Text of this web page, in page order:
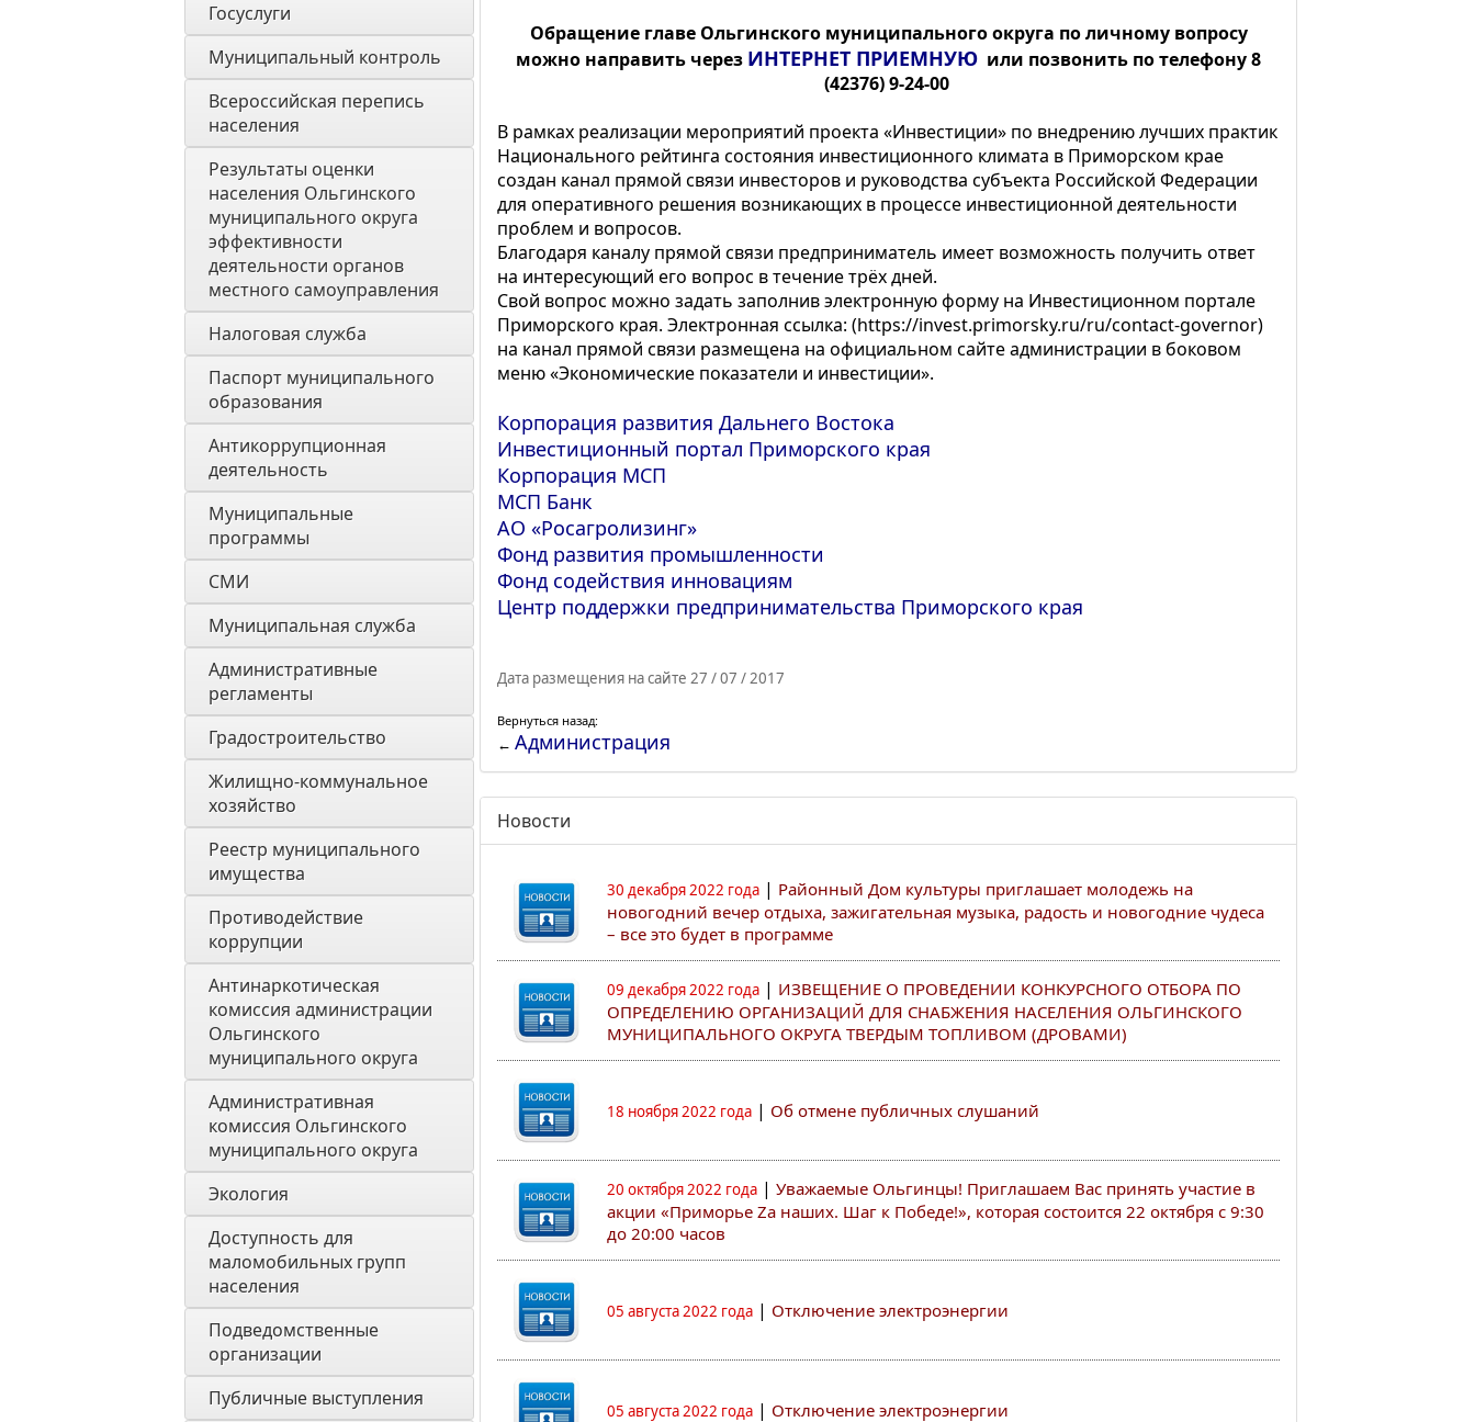
Госуслуги
Муниципальный контроль
Всероссийская перепись
населения
Результаты оценки
населения Ольгинского
муниципального округа
эффективности
деятельности органов
местного самоуправления
Налоговая служба
Паспорт муниципального
образования
Антикоррупционная
деятельность
Муниципальные
программы
СМИ
Муниципальная служба
Административные
регламенты
Градостроительство
Жилищно-коммунальное
хозяйство
Реестр муниципального
имущества
Противодействие
коррупции
Антинаркотическая
комиссия администрации
Ольгинского
муниципального округа
Административная
комиссия Ольгинского
муниципального округа
Экология
Доступность для
маломобильных групп
населения
Подведомственные
организации
Публичные выступления
Обращение главе Ольгинского муниципального округа по личному вопросу
можно направить через ИНТЕРНЕТ ПРИЕМНУЮ или позвонить по телефону 8
(42376) 9-24-00
В рамках реализации мероприятий проекта «Инвестиции» по внедрению лучших практик
Национального рейтинга состояния инвестиционного климата в Приморском крае
создан канал прямой связи инвесторов и руководства субъекта Российской Федерации
для оперативного решения возникающих в процессе инвестиционной деятельности
проблем и вопросов.
Благодаря каналу прямой связи предприниматель имеет возможность получить ответ
на интересующий его вопрос в течение трёх дней.
Свой вопрос можно задать заполнив электронную форму на Инвестиционном портале
Приморского края. Электронная ссылка: (https://invest.primorsky.ru/ru/contact-governor)
на канал прямой связи размещена на официальном сайте администрации в боковом
меню «Экономические показатели и инвестиции».
Корпорация развития Дальнего Востока
Инвестиционный портал Приморского края
Корпорация МСП
МСП Банк
АО «Росагролизинг»
Фонд развития промышленности
Фонд содействия инновациям
Центр поддержки предпринимательства Приморского края
Дата размещения на сайте 27 / 07 / 2017
Вернуться назад:
← Администрация
Новости
30 декабря 2022 года | Районный Дом культуры приглашает молодежь на
новогодний вечер отдыха, зажигательная музыка, радость и новогодние чудеса
– все это будет в программе
09 декабря 2022 года | ИЗВЕЩЕНИЕ О ПРОВЕДЕНИИ КОНКУРСНОГО ОТБОРА ПО
ОПРЕДЕЛЕНИЮ ОРГАНИЗАЦИЙ ДЛЯ СНАБЖЕНИЯ НАСЕЛЕНИЯ ОЛЬГИНСКОГО
МУНИЦИПАЛЬНОГО ОКРУГА ТВЕРДЫМ ТОПЛИВОМ (ДРОВАМИ)
18 ноября 2022 года | Об отмене публичных слушаний
20 октября 2022 года | Уважаемые Ольгинцы! Приглашаем Вас принять участие в
акции «Приморье Zа наших. Шаг к Победе!», которая состоится 22 октября с 9:30
до 20:00 часов
05 августа 2022 года | Отключение электроэнергии
05 августа 2022 года | Отключение электроэнергии